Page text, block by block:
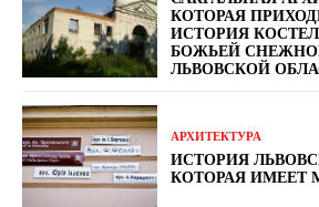
КОТОРАЯ
ИСТОРИЯ
БОЖЬЕЙ
ЛЬВОВСКОЙ
АРХИТЕКТУРА
ИСТОРИЯ
КОТОРАЯ ИМЕЕТ